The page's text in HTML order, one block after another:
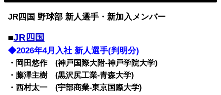
JR四国 野球部 新人選手・新加入メンバー
■JR四国
◆2026年4月入社 新人選手(判明分)
・岡田悠作 (神戸国際大附-神戸学院大学)
・藤澤主樹 (黒沢尻工業-青森大学)
・西村太一 (宇部商業-東京国際大学)